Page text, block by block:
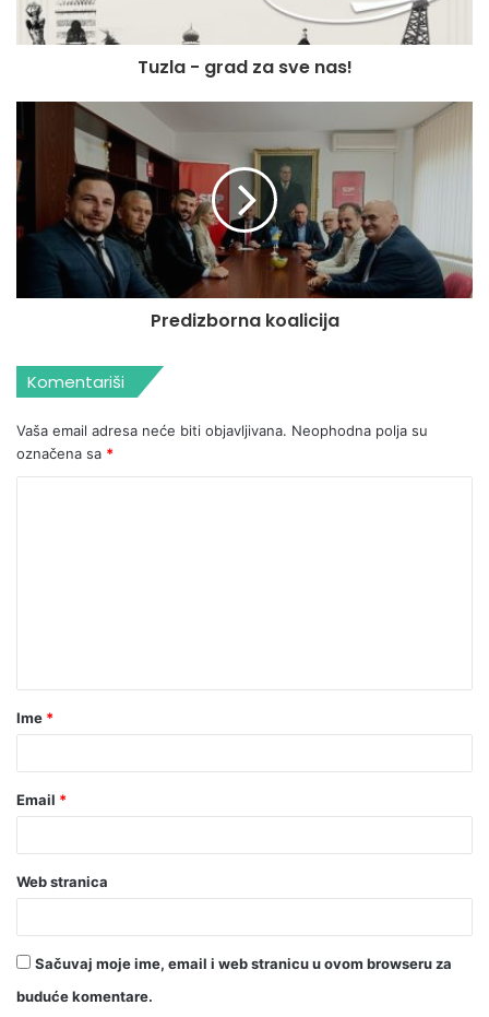
Tuzla - grad za sve nas!
Predizborna koalicija
Komentariši
Vaša email adresa neće biti objavljivana. Neophodna polja su
označena sa *
Ime *
Email *
Web stranica
Sačuvaj moje ime, email i web stranicu u ovom browseru za
buduće komentare.